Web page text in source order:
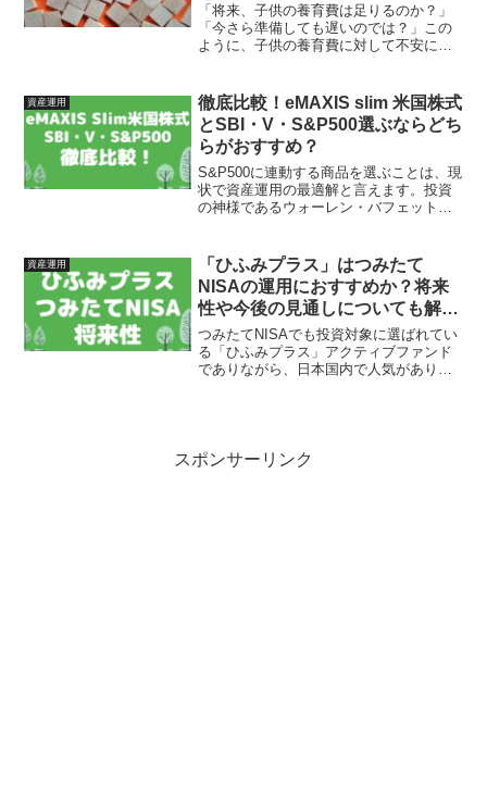
「将来、子供の養育費は足りるのか？」
「今さら準備しても遅いのでは？」この
ように、子供の養育費に対して不安に感
もおよそ2600万かかると言われていま
す。「まだ小さいうちは...
資産運用
徹底比較！eMAXIS slim 米国株式
とSBI・V・S&P500選ぶならどち
らがおすすめ？
S&P500に連動する商品を選ぶことは、現
状で資産運用の最適解と言えます。投資
の神様であるウォーレン・バフェット氏
Slim米国株式とSBI・Ⅴ・S&P500で
す。...
資産運用
「ひふみプラス」はつみたて
NISAの運用におすすめか？将来
性や今後の見通しについても解
説！
つみたてNISAでも投資対象に選ばれてい
る「ひふみプラス」アクティブファンド
でありながら、日本国内で人気があり、
スポンサーリンク